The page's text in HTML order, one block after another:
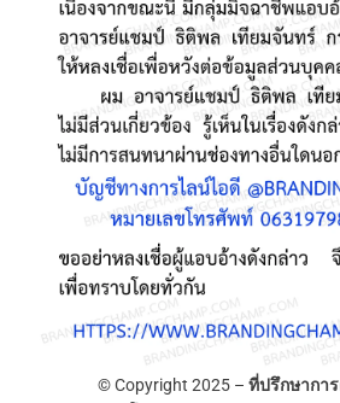
© Copyright 2025 – ที่ปรึกษากา